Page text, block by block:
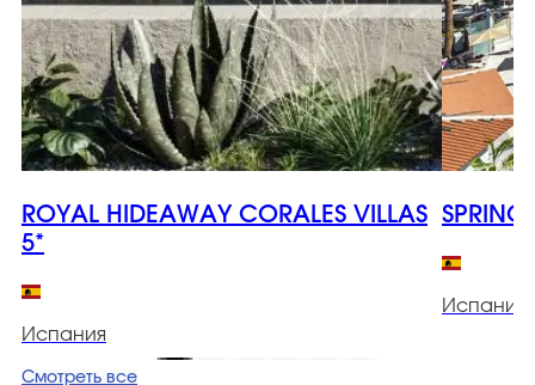
ROYAL HIDEAWAY CORALES VILLAS
5*
Испания
Испания
Смотреть все